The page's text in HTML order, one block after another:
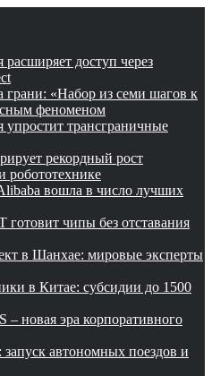
доступ через
грани: «Набор из семи шагов к
феноменом
трансграничные
рекордный рост
робототехнике
вошла в число лучших
чипы без отставания
в Шанхае: мировые эксперты
в Китае: субсидии до 1500
– новая эра корпоративного
автономных поездов и